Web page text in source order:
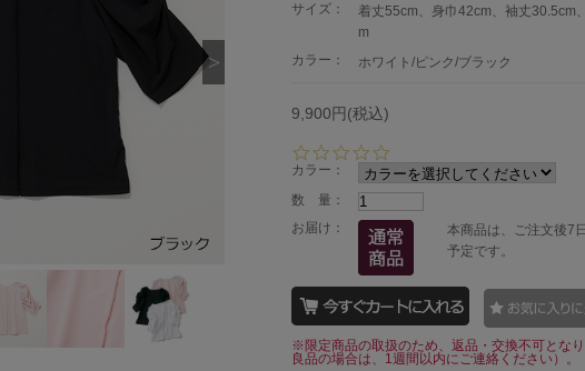
サイズ：
着丈55cm、身巾42cm、袖丈30.5cm
m
カラー：
ホワイト/ピンク/ブラック
9,900円(税込)
0
s
t
a
r
r
a
t
i
n
g
カラー：
数 量：
お届け：
本商品は、ご注文後7
予定です。
※限定商品の取扱のため、返品・交換不可とな
良品の場合は、1週間以内にご連絡ください）。